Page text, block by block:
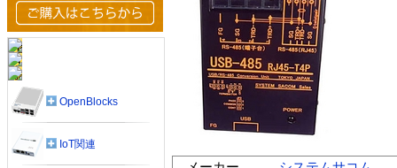
OpenBlocks
IoT関連